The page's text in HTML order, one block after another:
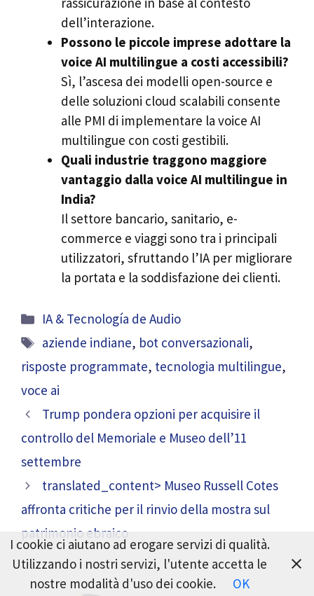
dell’interazione.
Possono le piccole imprese adottare la
voice AI multilingue a costi accessibili?
Sì, l’ascesa dei modelli open-source e
delle soluzioni cloud scalabili consente
alle PMI di implementare la voice AI
multilingue con costi gestibili.
Quali industrie traggono maggiore
vantaggio dalla voice AI multilingue in
India?
Il settore bancario, sanitario, e-
commerce e viaggi sono tra i principali
utilizzatori, sfruttando l’IA per migliorare
la portata e la soddisfazione dei clienti.
Categorie
IA & Tecnología de Audio
Tag
aziende indiane, bot conversazionali,
risposte programmate, tecnologia multilingue,
voce ai
Trump pondera opzioni per acquisire il
controllo del Memoriale e Museo dell’11
settembre
translated_content> Museo Russell Cotes
affronta critiche per il rinvio della mostra sul
patrimonio ebraico
I cookie ci aiutano ad erogare servizi di qualità.
Utilizzando i nostri servizi, l'utente accetta le
nostre modalità d'uso dei cookie.
OK